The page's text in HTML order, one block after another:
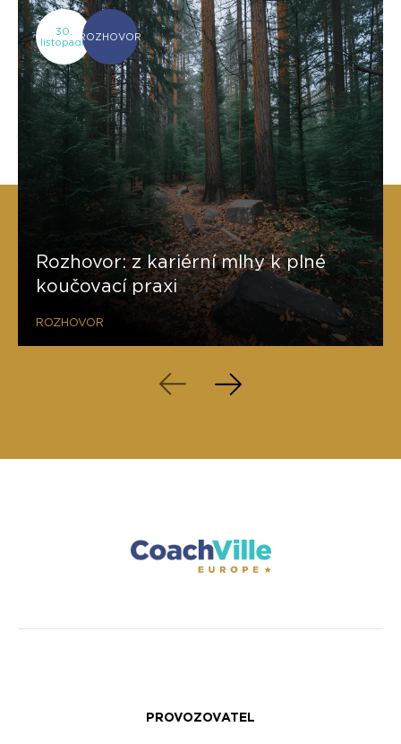
30.
listopaduROZHOVOR
Rozhovor: z kariérní mlhy k plné
koučovací praxi
ROZHOVOR
PROVOZOVATEL